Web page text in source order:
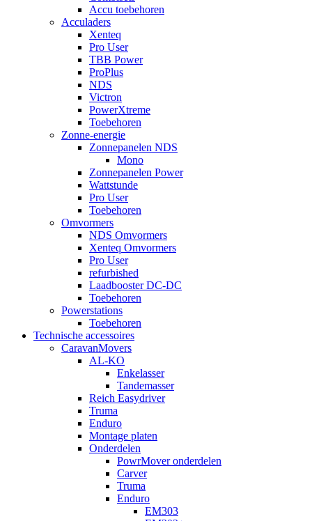
Accu toebehoren
Acculaders
Xenteq
Pro User
TBB Power
ProPlus
NDS
Victron
PowerXtreme
Toebehoren
Zonne-energie
Zonnepanelen NDS
Mono
Zonnepanelen Power
Wattstunde
Pro User
Toebehoren
Omvormers
NDS Omvormers
Xenteq Omvormers
Pro User
refurbished
Laadbooster DC-DC
Toebehoren
Powerstations
Toebehoren
Technische accessoires
CaravanMovers
AL-KO
Enkelasser
Tandemasser
Reich Easydriver
Truma
Enduro
Montage platen
Onderdelen
PowrMover onderdelen
Carver
Truma
Enduro
EM303